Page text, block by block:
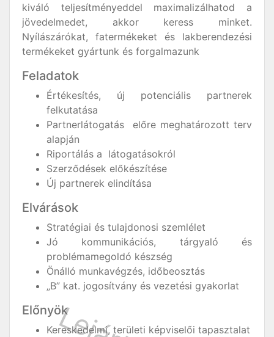
kiváló teljesítményeddel maximalizálhatod a
jövedelmedet, akkor keress minket.
Nyílászárókat, fatermékeket és lakberendezési
termékeket gyártunk és forgalmazunk
Feladatok
Értékesítés, új potenciális partnerek
felkutatása
Partnerlátogatás előre meghatározott terv
alapján
Riportálás a látogatásokról
Szerződések előkészítése
Új partnerek elindítása
Elvárások
Stratégiai és tulajdonosi szemlélet
Jó kommunikációs, tárgyaló és
problémamegoldó készség
Önálló munkavégzés, időbeosztás
„B” kat. jogosítvány és vezetési gyakorlat
Előnyök
Kereskedelmi, területi képviselői tapasztalat